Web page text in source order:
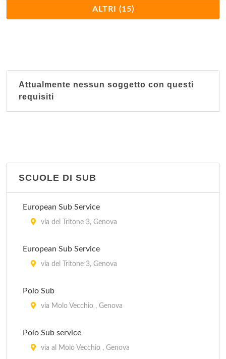
Circolo Vele Vernazzolesi
via del Tritone 13, Genova
Comitato Società Veliche del Tigullio
ALTRI (15)
Attualmente nessun soggetto con questi
requisiti
SCUOLE DI SUB
European Sub Service
via del Tritone 3, Genova
European Sub Service
via del Tritone 3, Genova
Polo Sub
via Molo Vecchio , Genova
Polo Sub service
via al Molo Vecchio , Genova